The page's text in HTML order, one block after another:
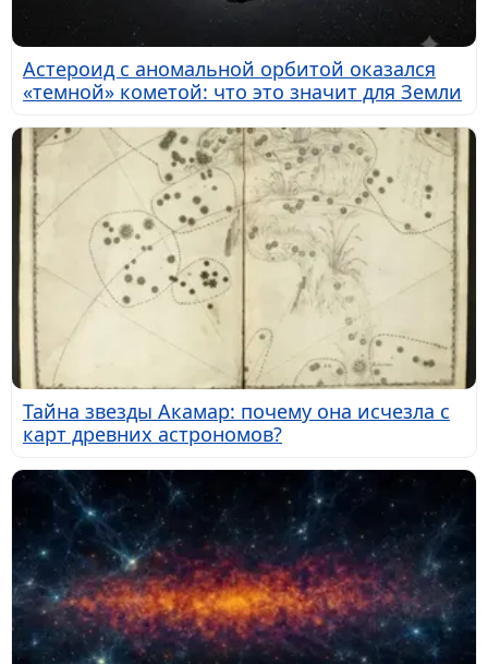
Астероид с аномальной орбитой оказался
«темной» кометой: что это значит для Земли
Тайна звезды Акамар: почему она исчезла с
карт древних астрономов?